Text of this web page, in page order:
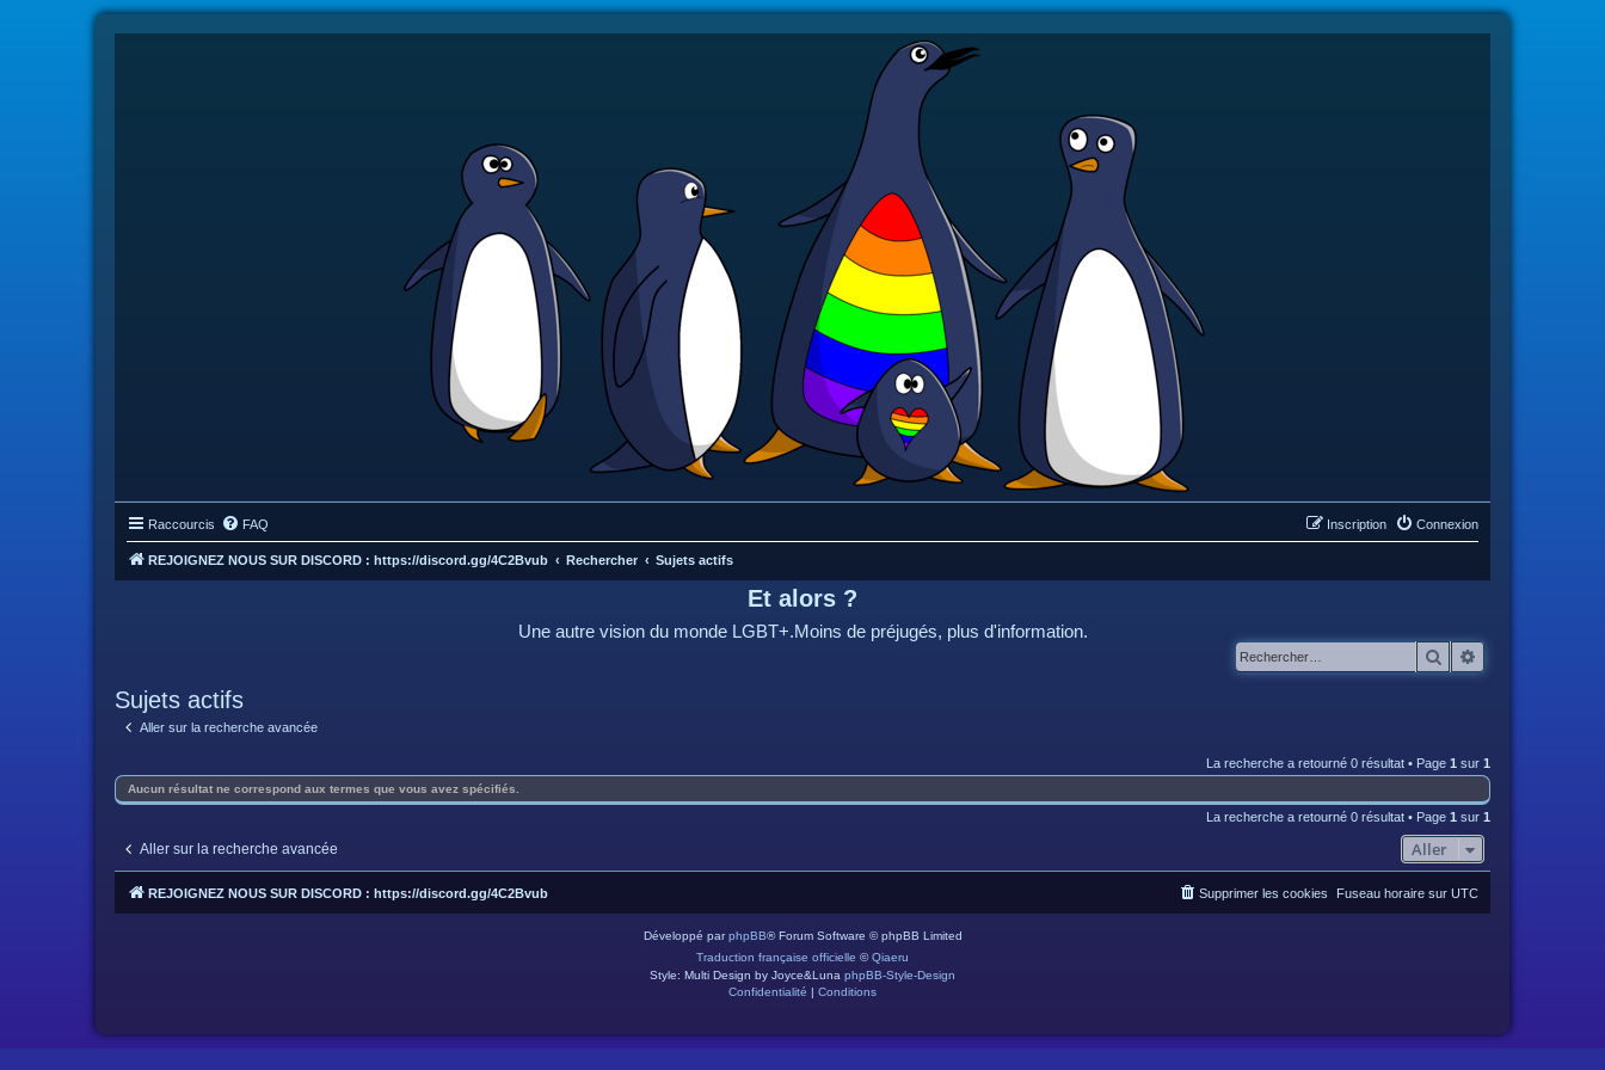
Raccourcis FAQ Connexion
Inscription
REJOIGNEZ NOUS SUR DISCORD : https://discord.gg/4C2Bvub Rechercher Sujets actifs
Et alors ?
Une autre vision du monde LGBT+.Moins de préjugés, plus d'information.
Rechercher
Sujets actifs
Aller sur la recherche avancée
La recherche a retourné 0 résultat • Page 1 sur 1
Aucun résultat ne correspond aux termes que vous avez spécifiés.
La recherche a retourné 0 résultat • Page 1 sur 1
Aller sur la recherche avancée Aller
REJOIGNEZ NOUS SUR DISCORD : https://discord.gg/4C2Bvub Fuseau horaire sur UTC
Supprimer les cookies
Développé parphpBB® Forum Software © phpBB Limited
Traduction française officielle ©Qiaeru
Style: Multi Design by Joyce&Luna phpBB-Style-Design
Confidentialité | Conditions